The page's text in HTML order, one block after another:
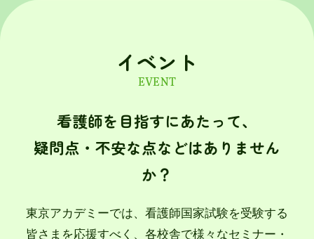
イベント
EVENT
看護師を目指すにあたって、
疑問点・不安な点などはありません
か？
東京アカデミーでは、看護師国家試験を受験する
皆さまを応援すべく、各校舎で様々なセミナー・